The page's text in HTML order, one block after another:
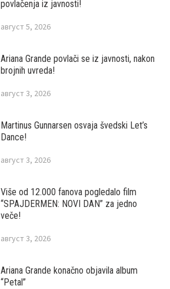
povlačenja iz javnosti!
август 5, 2026
Ariana Grande povlači se iz javnosti, nakon
brojnih uvreda!
август 3, 2026
Martinus Gunnarsen osvaja švedski Let’s
Dance!
август 3, 2026
Više od 12.000 fanova pogledalo film
“SPAJDERMEN: NOVI DAN” za jedno
veče!
август 3, 2026
Ariana Grande konačno objavila album
“Petal”